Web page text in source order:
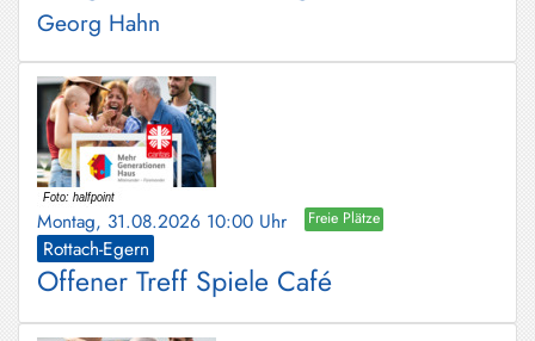
Georg Hahn
Montag, 31.08.2026 10:00 Uhr Freie Plätze
Rottach-Egern
Offener Treff Spiele Café